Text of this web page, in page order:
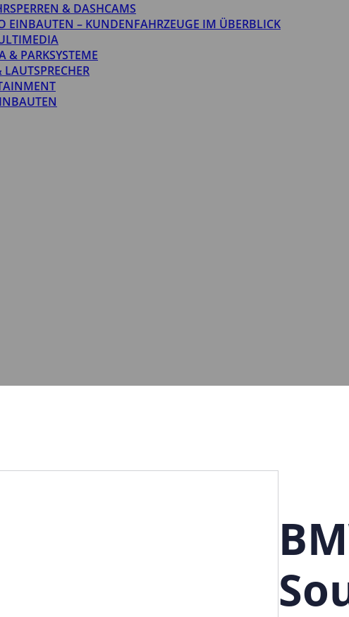
& DASHCAMS
EINBAUTEN – KUNDENFAHRZEUGE IM ÜBERBLICK
& PARKSYSTEME